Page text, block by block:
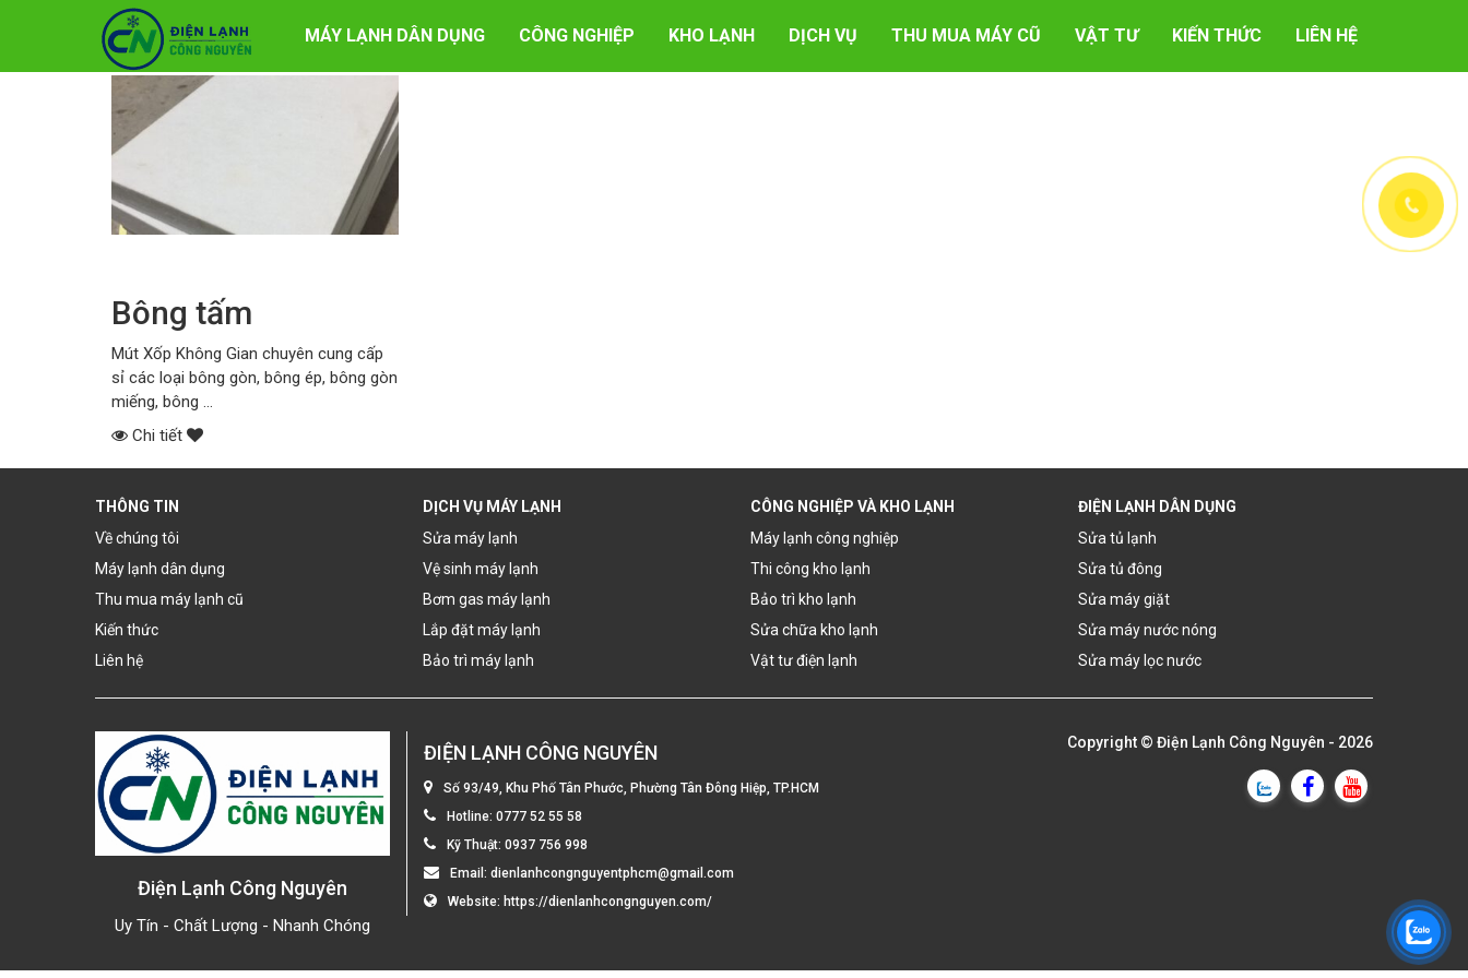
MÁY LẠNH DÂN DỤNG CÔNG NGHIỆP KHO LẠNH DỊCH VỤ THU MUA MÁY CŨ VẬT TƯ KIẾN THỨC LIÊN HỆ
Thẻ:bông gòn tấm
Bông tấm
Mút Xốp Không Gian chuyên cung cấp
sỉ các loại bông gòn, bông ép, bông gòn
miếng, bông ...
Chi tiết
THÔNG TIN
Về chúng tôi
Máy lạnh dân dụng
Thu mua máy lạnh cũ
Kiến thức
Liên hệ
DỊCH VỤ MÁY LẠNH
Sửa máy lạnh
Vệ sinh máy lạnh
Bơm gas máy lạnh
Lắp đặt máy lạnh
Bảo trì máy lạnh
CÔNG NGHIỆP VÀ KHO LẠNH
Máy lạnh công nghiệp
Thi công kho lạnh
Bảo trì kho lạnh
Sửa chữa kho lạnh
Vật tư điện lạnh
ĐIỆN LẠNH DÂN DỤNG
Sửa tủ lạnh
Sửa tủ đông
Sửa máy giặt
Sửa máy nước nóng
Sửa máy lọc nước
Điện Lạnh Công Nguyên
Uy Tín - Chất Lượng - Nhanh Chóng
ĐIỆN LẠNH CÔNG NGUYÊN
Số 93/49, Khu Phố Tân Phước, Phường Tân Đông Hiệp, TP.HCM
Hotline: 0777 52 55 58
Kỹ Thuật: 0937 756 998
Email: dienlanhcongnguyentphcm@gmail.com
Website: https://dienlanhcongnguyen.com/
Copyright © Điện Lạnh Công Nguyên - 2026